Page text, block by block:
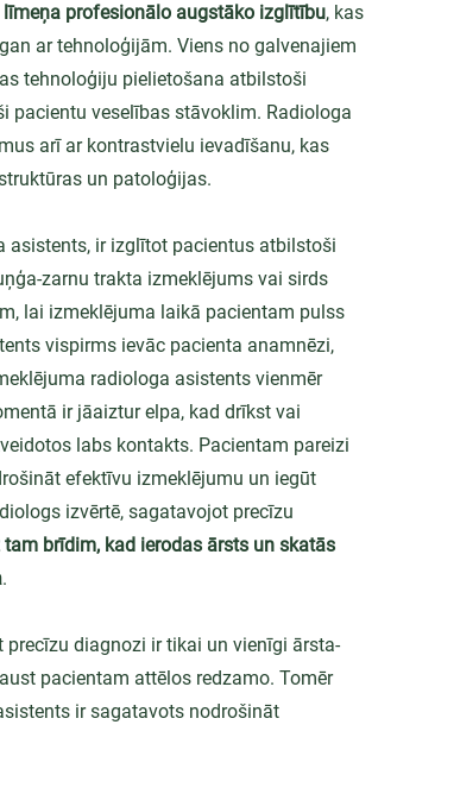
profesionālo augstāko izglītību, kas
ar tehnoloģijām. Viens no galvenajiem
tehnoloģiju pielietošana atbilstoši
pacientu veselības stāvoklim. Radiologa
arī ar kontrastvielu ievadīšanu, kas
un patoloģijas.
asistents, ir izglītot pacientus atbilstoši
zarnu trakta izmeklējums vai sirds
lai izmeklējuma laikā pacientam pulss
vispirms ievāc pacienta anamnēzi,
radiologa asistents vienmēr
ir jāaiztur elpa, kad drīkst vai
labs kontakts. Pacientam pareizi
efektīvu izmeklējumu un iegūt
izvērtē, sagatavojot precīzu
brīdim, kad ierodas ārsts un skatās
.
diagnozi ir tikai un vienīgi ārsta-
pacientam attēlos redzamo. Tomēr
ir sagatavots nodrošināt